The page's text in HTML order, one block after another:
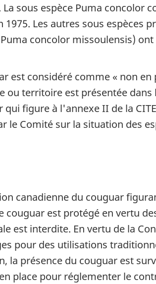
sous espèce Puma concolor
Les autres sous espèces
concolor missoulensis)
est considéré comme « non en
territoire est présentée dans
figure à l'annexe II de la
Comité sur la situation des
canadienne du couguar
est protégé en vertu
est interdite. En vertu de la
pour des utilisations
la présence du couguar est
place pour réglementer le